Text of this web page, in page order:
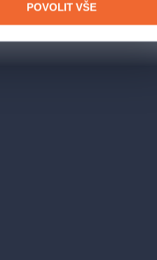
POVOLIT VŠE